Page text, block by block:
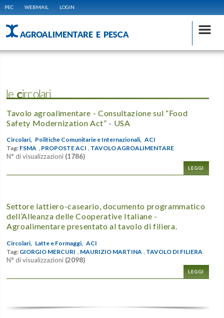
PEC WEBMAIL LOGIN
AGROALIMENTARE E PESCA
le Circolari
Tavolo agroalimentare - Consultazione sul “Food
Safety Modernization Act” - USA
Circolari, Politiche Comunitarie e Internazionali, ACI
Tag: FSMA , PROPOSTE ACI , TAVOLO AGROALIMENTARE
N° di visualizzazioni (1786)
LEGGI
Settore lattiero-caseario, documento programmatico
dell’Alleanza delle Cooperative Italiane -
Agroalimentare presentato al tavolo di filiera.
Circolari, Latte e Formaggi,
ACI
Tag: GIORGIO MERCURI MAURIZIO MARTINA TAVOLO DI FILIERA
N° di visualizzazioni (2098)
LEGGI